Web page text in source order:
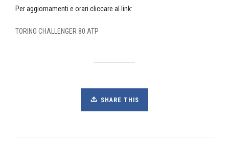
Per aggiornamenti e orari cliccare al link:
TORINO CHALLENGER 80 ATP
SHARE THIS